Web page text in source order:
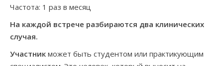
Частота: 1 раз в месяц
На каждой встрече разбираются два клинических
случая.
Участник может быть студентом или практикующим